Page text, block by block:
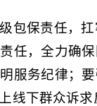
包保责任，
任，全力确
服务纪律；
线下群众诉